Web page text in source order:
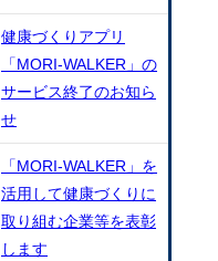
健康づくりアプリ
「MORI-WALKER」の
サービス終了のお知ら
せ
「MORI-WALKER」を
活用して健康づくりに
取り組む企業等を表彰
します